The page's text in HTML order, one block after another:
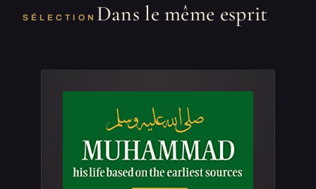
SÉLECTION Dans le même esprit